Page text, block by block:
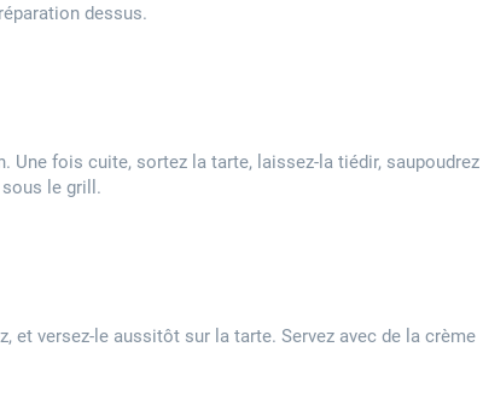
dessus.
Une fois cuite, sortez la tarte, laissez-la tiédir,
le grill.
et versez-le aussitôt sur la tarte. Servez avec de la crème